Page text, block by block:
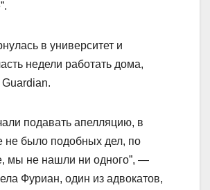
в университет и
недели работать дома,
подавать апелляцию, в
не было подобных дел, по
мы не нашли ни одного”, —
Фуриан, один из адвокатов,